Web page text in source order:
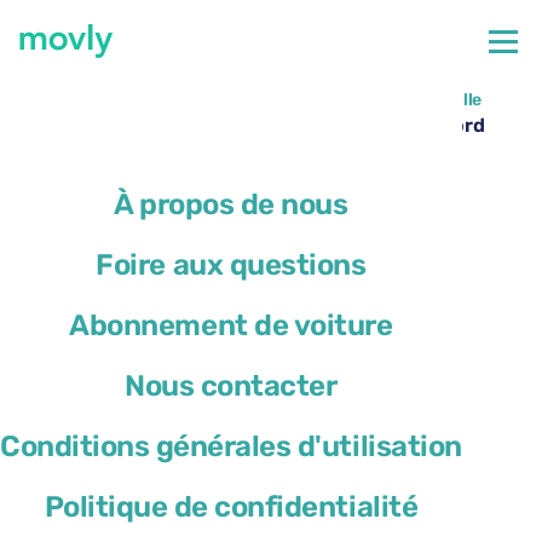
À propos de nous
Foire aux questions
Abonnement de voiture
Nous contacter
Conditions générales d'utilisation
Politique de confidentialité
Toutes les voitures disponibles à l’aéroport de Marseille
Location de voiture à l’aéroport de Marseille – Ford